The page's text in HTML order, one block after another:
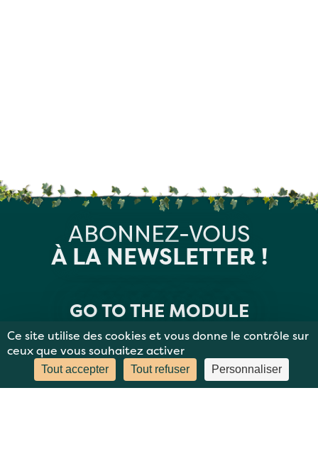
Ce site utilise des cookies et vous donne le contrôle sur
ceux que vous souhaitez activer
Tout accepter Tout refuser Personnaliser
ABONNEZ-VOUS
À LA NEWSLETTER !
GO TO THE MODULE